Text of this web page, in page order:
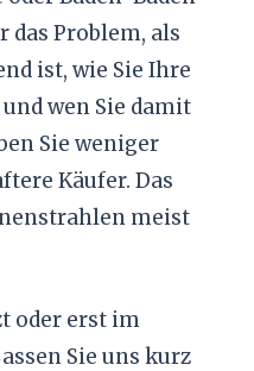
das Problem, als
ist, wie Sie Ihre
wen Sie damit
Sie weniger
Käufer. Das
meist
oder erst im
Sie uns kurz